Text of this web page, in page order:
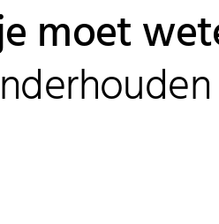
moet